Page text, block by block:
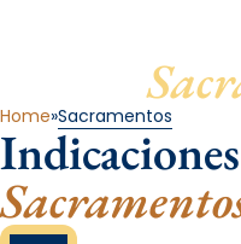
Home Sacramentos